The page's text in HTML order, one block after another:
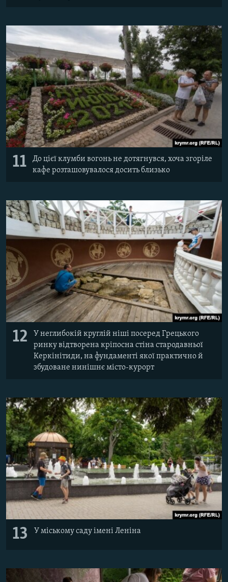
11
До цієї клумби вогонь не дотягнувся, хоча згоріле
кафе розташовувалося досить близько
12
У неглибокій круглій ніші посеред Грецького
ринку відтворена кріпосна стіна стародавньої
Керкінітиди, на фундаменті якої практично й
збудоване нинішнє місто-курорт
13 У міському саду імені Леніна